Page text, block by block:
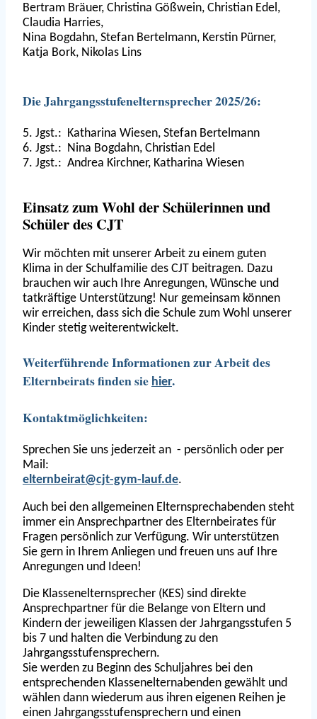
Bertram Bräuer, Christina Gößwein, Christian Edel,
Claudia Harries,
Nina Bogdahn, Stefan Bertelmann, Kerstin Pürner,
Katja Bork, Nikolas Lins
Die Jahrgangsstufenelternsprecher 2025/26:
5. Jgst.: Katharina Wiesen, Stefan Bertelmann
6. Jgst.: Nina Bogdahn, Christian Edel
7. Jgst.: Andrea Kirchner, Katharina Wiesen
Einsatz zum Wohl der Schülerinnen und
Schüler des CJT
Wir möchten mit unserer Arbeit zu einem guten
Klima in der Schulfamilie des CJT beitragen. Dazu
brauchen wir auch Ihre Anregungen, Wünsche und
tatkräftige Unterstützung! Nur gemeinsam können
wir erreichen, dass sich die Schule zum Wohl unserer
Kinder stetig weiterentwickelt.
Weiterführende Informationen zur Arbeit des
Elternbeirats finden sie hier.
Kontaktmöglichkeiten:
Sprechen Sie uns jederzeit an - persönlich oder per
Mail:
elternbeirat@cjt-gym-lauf.de.
Auch bei den allgemeinen Elternsprechabenden steht
immer ein Ansprechpartner des Elternbeirates für
Fragen persönlich zur Verfügung. Wir unterstützen
Sie gern in Ihrem Anliegen und freuen uns auf Ihre
Anregungen und Ideen!
Die Klassenelternsprecher (KES) sind direkte
Ansprechpartner für die Belange von Eltern und
Kindern der jeweiligen Klassen der Jahrgangsstufen 5
bis 7 und halten die Verbindung zu den
Jahrgangsstufensprechern.
Sie werden zu Beginn des Schuljahres bei den
entsprechenden Klassenelternabenden gewählt und
wählen dann wiederum aus ihren eigenen Reihen je
einen Jahrgangsstufensprechern und einen